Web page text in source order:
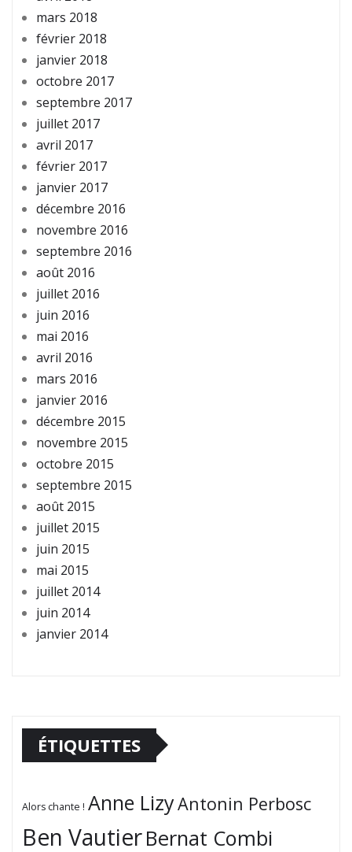
mars 2018
février 2018
janvier 2018
octobre 2017
septembre 2017
juillet 2017
avril 2017
février 2017
janvier 2017
décembre 2016
novembre 2016
septembre 2016
août 2016
juillet 2016
juin 2016
mai 2016
avril 2016
mars 2016
janvier 2016
décembre 2015
novembre 2015
octobre 2015
septembre 2015
août 2015
juillet 2015
juin 2015
mai 2015
juillet 2014
juin 2014
janvier 2014
ÉTIQUETTES
Alors chante ! Anne LizyAntonin Perbosc
Ben VautierBernat Combi